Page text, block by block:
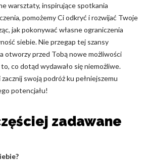
warsztaty, inspirujące spotkania
pomożemy Ci odkryć i rozwijać Twoje
jak pokonywać własne ograniczenia
siebie. Nie przegap tej szansy
otworzy przed Tobą nowe możliwości
co dotąd wydawało się niemożliwe.
zacznij swoją podróż ku pełniejszemu
potencjału!
zadawane